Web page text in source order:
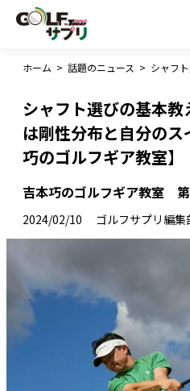
ホーム > 話題のニュース >
シャフト選びの基本教
は剛性分布と自分の
巧のゴルフギア教室】
吉本巧のゴルフギア教室
2024/02/10 ゴルフサプリ編集